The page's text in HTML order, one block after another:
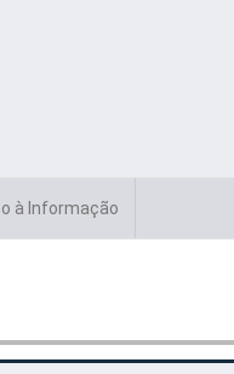
à Informação